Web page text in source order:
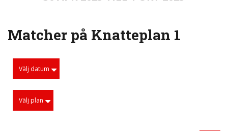
Matcher på Knatteplan 1
Välj datum
Välj plan